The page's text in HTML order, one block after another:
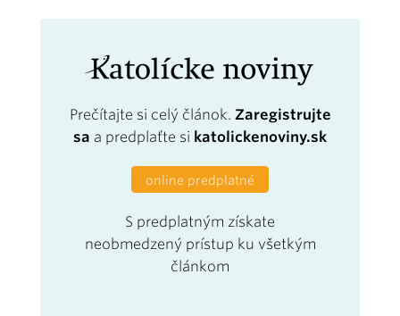
Prečítajte si celý článok. Zaregistrujte
sa a predplaťte si katolickenoviny.sk
online predplatné
S predplatným získate
neobmedzený prístup ku všetkým
článkom